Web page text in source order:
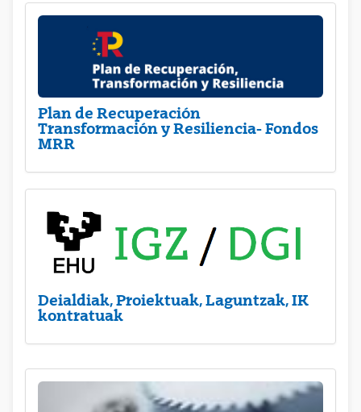
Plan de Recuperación
Transformación y Resiliencia- Fondos
MRR
Deialdiak, Proiektuak, Laguntzak, IK
kontratuak